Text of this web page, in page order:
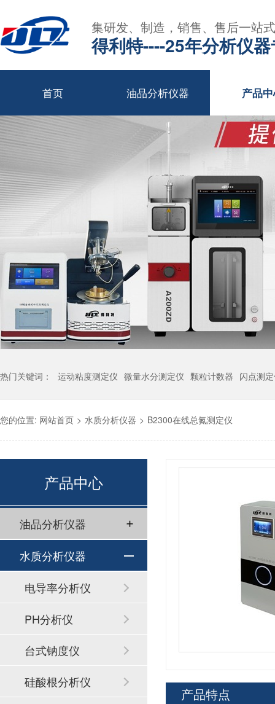
集研发、制造，销售、售后一站
得利特----25年分析仪
首页 油品分析仪器 产品
热门关键词： 运动粘度测定仪 微量水分测定仪 颗粒计数器 闪点测
您的位置: 网站首页 > 水质分析仪器 > B2300在线总氮测定仪
产品特点
产品中心
油品分析仪器
水质分析仪器
电导率分析仪
PH分析仪
台式钠度仪
硅酸根分析仪